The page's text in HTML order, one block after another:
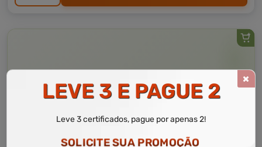
LEVE 3 E PAGUE 2
Leve 3 certificados, pague por apenas 2!
SOLICITE SUA PROMOÇÃO